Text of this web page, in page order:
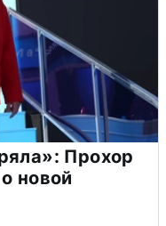
Прохор
новой